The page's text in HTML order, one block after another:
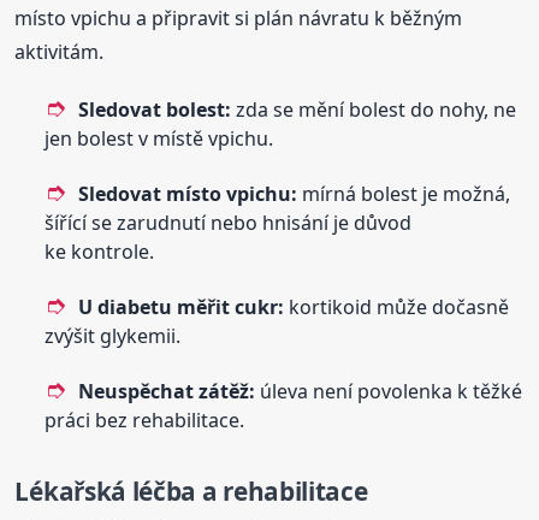
místo vpichu a připravit si plán návratu k běžným
aktivitám.
Sledovat bolest: zda se mění bolest do nohy, ne
jen bolest v místě vpichu.
Sledovat místo vpichu: mírná bolest je možná,
šířící se zarudnutí nebo hnisání je důvod
ke kontrole.
U diabetu měřit cukr: kortikoid může dočasně
zvýšit glykemii.
Neuspěchat zátěž: úleva není povolenka k těžké
práci bez rehabilitace.
Lékařská léčba a rehabilitace